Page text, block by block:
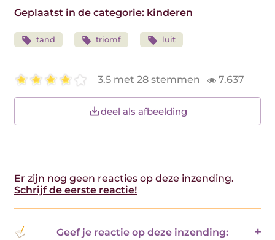
Geplaatst in de categorie: kinderen
tand triomf luit
3.5 met 28 stemmen 7.637
deel als afbeelding
Er zijn nog geen reacties op deze inzending.
Schrijf de eerste reactie!
Geef je reactie op deze inzending: